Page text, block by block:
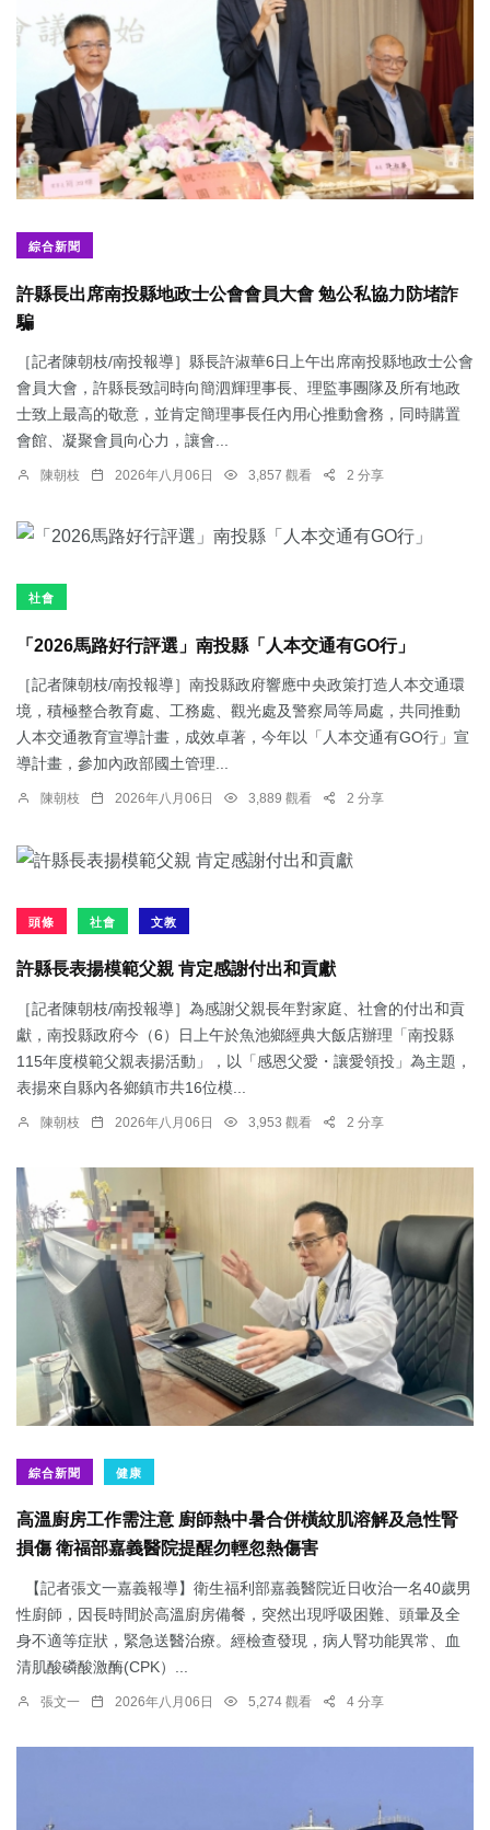
綜合新聞
許縣長出席南投縣地政士公會會員大會 勉公私協力防堵詐
騙
［記者陳朝枝/南投報導］縣長許淑華6日上午出席南投縣地政士公會
會員大會，許縣長致詞時向簡泗輝理事長、理監事團隊及所有地政
士致上最高的敬意，並肯定簡理事長任內用心推動會務，同時購置
會館、凝聚會員向心力，讓會...
陳朝枝 2026年八月06日 3,857 觀看 2 分享
社會
「2026馬路好行評選」南投縣「人本交通有GO行」
［記者陳朝枝/南投報導］南投縣政府響應中央政策打造人本交通環
境，積極整合教育處、工務處、觀光處及警察局等局處，共同推動
人本交通教育宣導計畫，成效卓著，今年以「人本交通有GO行」宣
導計畫，參加內政部國土管理...
陳朝枝 2026年八月06日 3,889 觀看 2 分享
頭條 社會 文教
許縣長表揚模範父親 肯定感謝付出和貢獻
［記者陳朝枝/南投報導］為感謝父親長年對家庭、社會的付出和貢
獻，南投縣政府今（6）日上午於魚池鄉經典大飯店辦理「南投縣
115年度模範父親表揚活動」，以「感恩父愛・讓愛領投」為主題，
表揚來自縣內各鄉鎮市共16位模...
陳朝枝 2026年八月06日 3,953 觀看 2 分享
綜合新聞 健康
高溫廚房工作需注意 廚師熱中暑合併橫紋肌溶解及急性腎
損傷 衛福部嘉義醫院提醒勿輕忽熱傷害
【記者張文一嘉義報導】衛生福利部嘉義醫院近日收治一名40歲男
性廚師，因長時間於高溫廚房備餐，突然出現呼吸困難、頭暈及全
身不適等症狀，緊急送醫治療。經檢查發現，病人腎功能異常、血
清肌酸磷酸激酶(CPK）...
張文一 2026年八月06日 5,274 觀看 4 分享